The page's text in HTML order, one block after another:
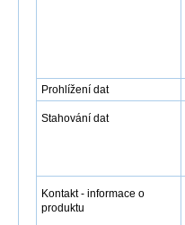
Prohlížení dat
Stahování dat
Kontakt - informace o
produktu